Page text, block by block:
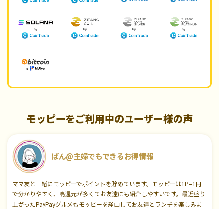
モッピーをご利用中のユーザー様の声
ぱん@主婦でもできるお得情報
ママ友と一緒にモッピーでポイントを貯めています。モッピーは1P=1円
で分かりやすく、高還元が多くてお友達にも紹介しやすいです。最近盛り
上がったPayPayグルメもモッピーを経由してお友達とランチを楽しみま